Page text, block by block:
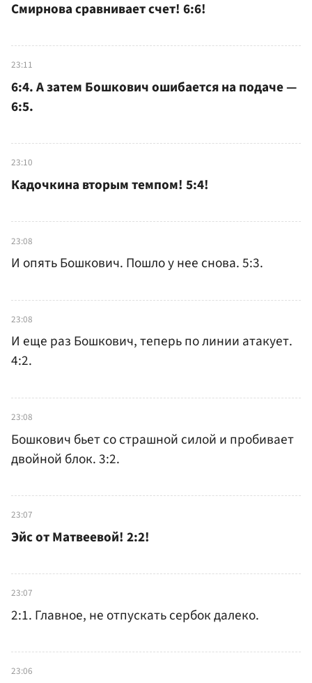
Смирнова сравнивает счет! 6:6!
23:11
6:4. А затем Бошкович ошибается на подаче —
6:5.
23:10
Кадочкина вторым темпом! 5:4!
23:08
И опять Бошкович. Пошло у нее снова. 5:3.
23:08
И еще раз Бошкович, теперь по линии атакует.
4:2.
23:08
Бошкович бьет со страшной силой и пробивает
двойной блок. 3:2.
23:07
Эйс от Матвеевой! 2:2!
23:07
2:1. Главное, не отпускать сербок далеко.
23:06